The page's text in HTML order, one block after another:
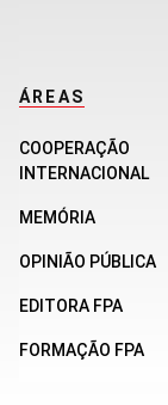
ÁREAS
COOPERAÇÃO
INTERNACIONAL
MEMÓRIA
OPINIÃO PÚBLICA
EDITORA FPA
FORMAÇÃO FPA